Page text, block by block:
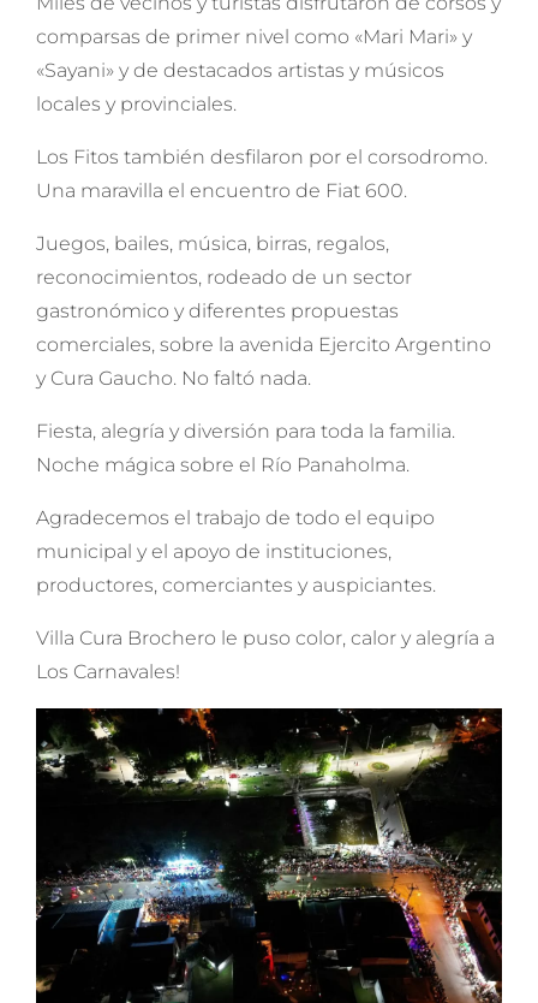
comparsas de primer nivel como «Mari Mari» y
«Sayani» y de destacados artistas y músicos
locales y provinciales.
Los Fitos también desfilaron por el corsodromo.
Una maravilla el encuentro de Fiat 600.
Juegos, bailes, música, birras, regalos,
reconocimientos, rodeado de un sector
gastronómico y diferentes propuestas
comerciales, sobre la avenida Ejercito Argentino
y Cura Gaucho. No faltó nada.
Fiesta, alegría y diversión para toda la familia.
Noche mágica sobre el Río Panaholma.
Agradecemos el trabajo de todo el equipo
municipal y el apoyo de instituciones,
productores, comerciantes y auspiciantes.
Villa Cura Brochero le puso color, calor y alegría a
Los Carnavales!